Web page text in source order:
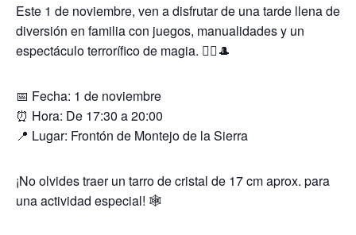
Este 1 de noviembre, ven a disfrutar de una tarde llena de
diversión en familia con juegos, manualidades y un
espectáculo terrorífico de magia. 🧙‍♀️🎩
📅 Fecha: 1 de noviembre
⏰ Hora: De 17:30 a 20:00
📍 Lugar: Frontón de Montejo de la Sierra
¡No olvides traer un tarro de cristal de 17 cm aprox. para
una actividad especial! 🕸️